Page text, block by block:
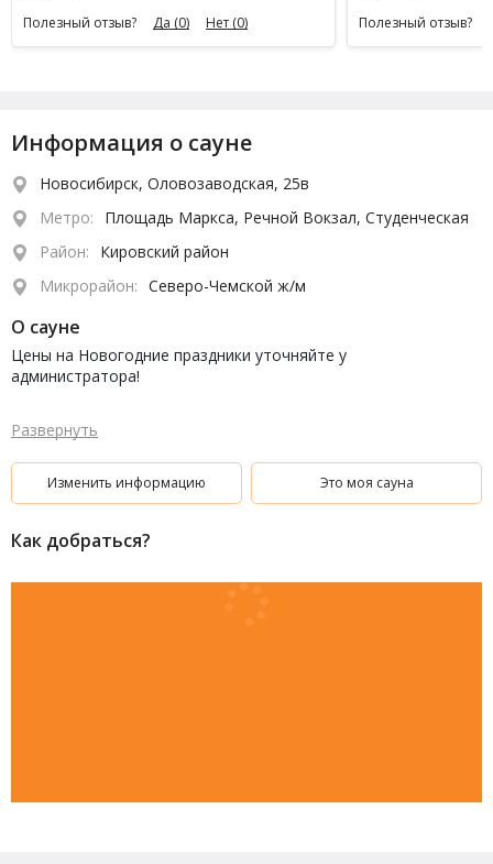
Полезный отзыв?
Да (0) Нет (0)
Полезный отзыв?
Информация о сауне
Новосибирск, Оловозаводская, 25в
Метро:
Площадь Маркса, Речной Вокзал, Студенческая
Район:
Кировский район
Микрорайон: Северо-Чемской ж/м
О сауне
Цены на Новогодние праздники уточняйте у
администратора!
Развернуть
Изменить информацию Это моя сауна
Как добраться?